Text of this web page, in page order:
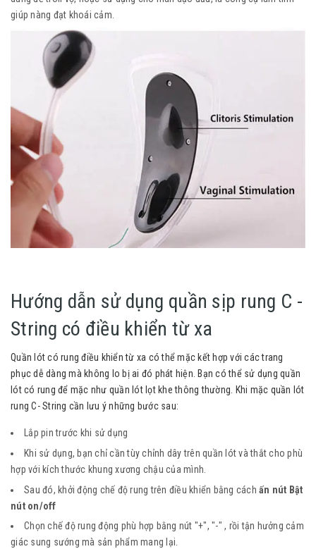
giúp nàng đạt khoái cảm.
Hướng dẫn sử dụng quần sịp rung C -
String có điều khiển từ xa
Quần lót có rung điều khiển từ xa có thể mặc kết hợp với các trang
phục dễ dàng mà không lo bị ai đó phát hiện. Bạn có thể sử dụng quần
lót có rung để mặc như quần lót lọt khe thông thường. Khi mặc quần lót
rung C- String cần lưu ý những bước sau:
Lắp pin trước khi sử dụng
Khi sử dụng, bạn chỉ cần tùy chỉnh dây trên quần lót và thắt cho phù
hợp với kích thước khung xương chậu của mình.
Sau đó, khởi động chế độ rung trên điều khiển bằng cách ấn nút Bật
nút on/off
Chọn chế độ rung động phù hợp bằng nút "+", "-" , rồi tận hưởng cảm
giác sung sướng mà sản phẩm mang lại.